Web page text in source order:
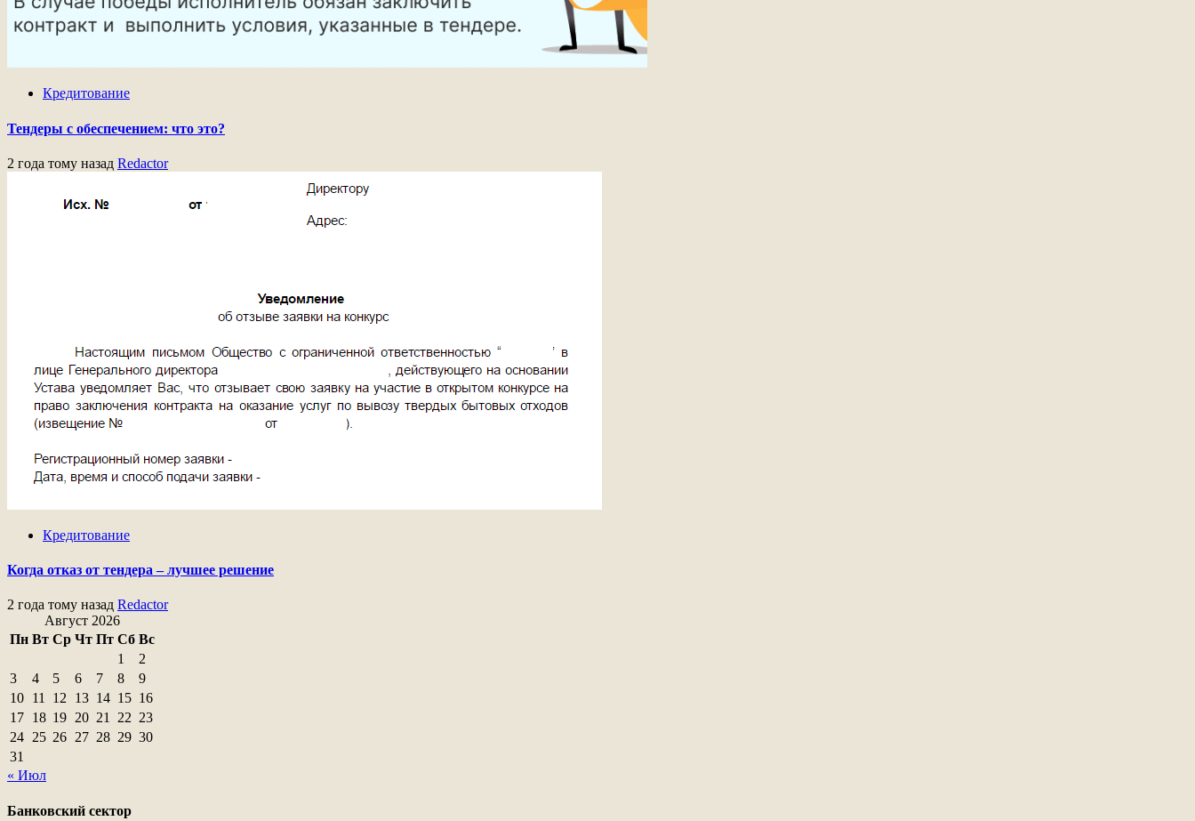
Кредитование
Тендеры с обеспечением: что это?
2 года тому назад Redactor
Кредитование
Когда отказ от тендера – лучшее решение
2 года тому назад Redactor
Август 2026
Пн Вт Ср Чт Пт Сб Вс
1
2
3
4 5 6 7 8
9
10 11 12 13 14 15 16
17 18 19 20 21 22 23
24 25 26 27 28 29 30
31
« Июл
Банковский сектор